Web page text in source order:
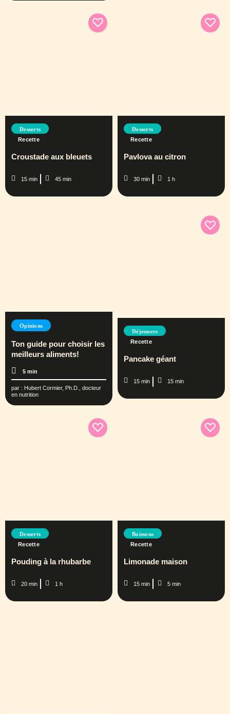
Desserts
Recette
Croustade aux bleuets
15 min 45 min
Desserts
Recette
Pavlova au citron
30 min 1 h
Opinions
Ton guide pour choisir les
meilleurs aliments!
5 min
par : Hubert Cormier, Ph.D., docteur
en nutrition
Déjeuners
Recette
Pancake géant
15 min 15 min
Desserts
Recette
Pouding à la rhubarbe
20 min 1 h
Boissons
Recette
Limonade maison
15 min 5 min